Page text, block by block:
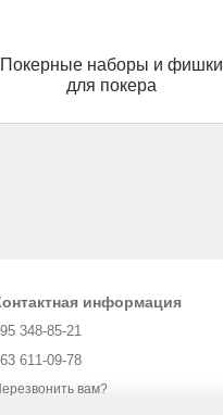
Покерные наборы и фишки
для покера
информация
348-85-21
611-09-78
вам?